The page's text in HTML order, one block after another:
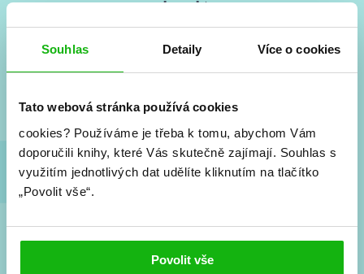
Souhlas Detaily Více o cookies
Tato webová stránka používá cookies
cookies? Používáme je třeba k tomu, abychom Vám
doporučili knihy, které Vás skutečně zajímají. Souhlas s
využitím jednotlivých dat udělíte kliknutím na tlačítko
„Povolit vše“.
Povolit vše
Vše kolem #youngadult každý měsíc rovnou do mailu!
a seriálové adaptace a další.
Souhlasím spodmínkami zpracování osobních údajů